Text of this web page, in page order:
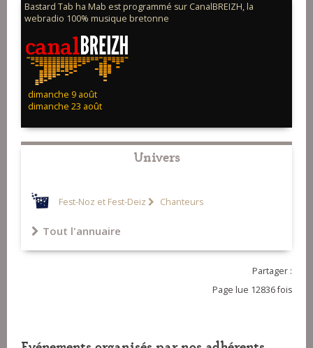
Bastard Tab ha Mab est programmé sur CanalBREIZH, la
webradio 100% musique bretonne
dimanche 9 août
dimanche 23 août
Univers
Fest-Noz et Fest-Deiz Chanteurs
Tout l'annuaire
Partager :
Page lue 12836 fois